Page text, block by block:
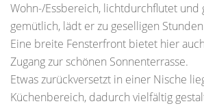
Wohn-/Essbereich, lichtdurchflutet und
gemütlich, lädt er zu geselligen
Eine breite Fensterfront bietet hier
Zugang zur schönen Sonnenterrasse.
Etwas zurückversetzt in einer Nische
Küchenbereich, dadurch vielfältig